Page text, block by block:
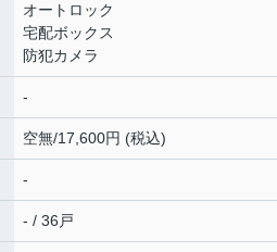
オートロック
宅配ボックス
防犯カメラ
-
空無/17,600円 (税込)
-
- / 36戸